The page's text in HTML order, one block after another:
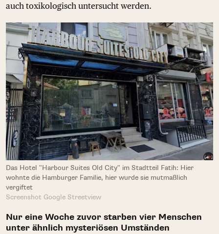
auch toxikologisch untersucht werden.
Das Hotel "Harbour Suites Old City" im Stadtteil Fatih: Hier
wohnte die Hamburger Familie, hier wurde sie mutmaßlich
vergiftet
Screenshot Google Streetview
Nur eine Woche zuvor starben vier Menschen
unter ähnlich mysteriösen Umständen